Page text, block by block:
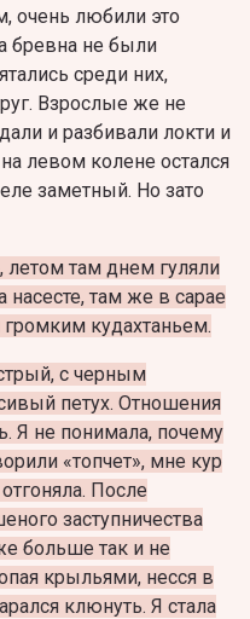
очень любили это
бревна не были
среди них,
Взрослые же не
и разбивали локти и
левом колене остался
заметный. Но зато
там днем гуляли
там же в сарае
кудахтаньем.
с черным
петух. Отношения
Я не понимала, почему
«топчет», мне кур
После
заступничества
больше так и не
крыльями, несся в
клюнуть. Я стала